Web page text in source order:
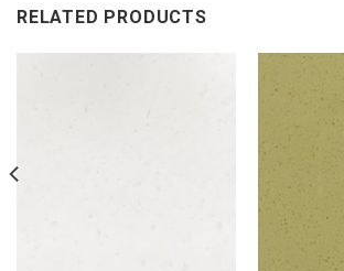
RELATED PRODUCTS